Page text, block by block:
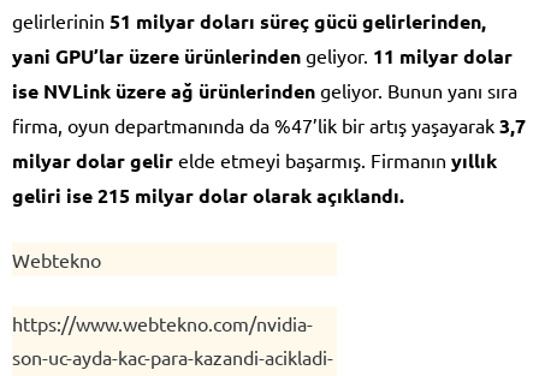
gelirlerinin 51 milyar doları süreç gücü gelirlerinden,
yani GPU’lar üzere ürünlerinden geliyor. 11 milyar dolar
ise NVLink üzere ağ ürünlerinden geliyor. Bunun yanı sıra
firma, oyun departmanında da %47’lik bir artış yaşayarak 3,7
milyar dolar gelir elde etmeyi başarmış. Firmanın yıllık
geliri ise 215 milyar dolar olarak açıklandı.
Webtekno
https://www.webtekno.com/nvidia-
son-uc-ayda-kac-para-kazandi-acikladi-